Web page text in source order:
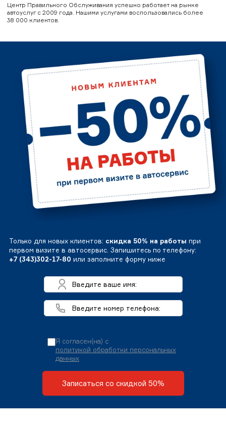
Центр Правильного Обслуживания успешно работает на рынке
автоуслуг с 2009 года. Нашими услугами воспользовались более
38 000 клиентов.
Только для новых клиентов: скидка 50% на работы при
первом визите в автосервис. Запишитесь по телефону:
+7 (343)302-17-80 или заполните форму ниже
Я согласен(на) с
политикой обработки персональных
данных
Записаться со скидкой 50%